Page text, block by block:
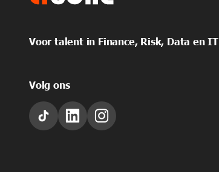
Voor talent in Finance, Risk, Data en IT
Volg ons